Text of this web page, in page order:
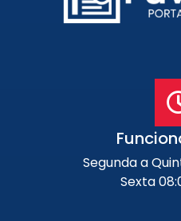
Segunda a
Sexta